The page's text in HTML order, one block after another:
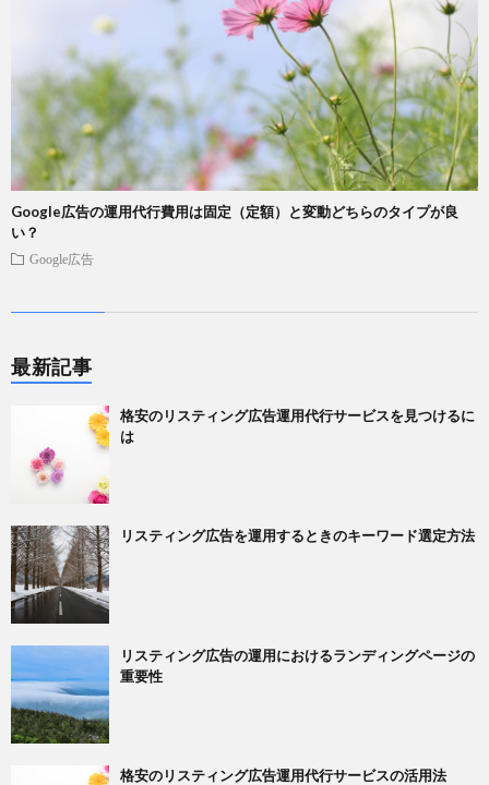
Google広告の運用代行費用は固定（定額）と変動どちらのタイプが良
い？
Google広告
最新記事
格安のリスティング広告運用代行サービスを見つけるに
は
リスティング広告を運用するときのキーワード選定方法
リスティング広告の運用におけるランディングページの
重要性
格安のリスティング広告運用代行サービスの活用法